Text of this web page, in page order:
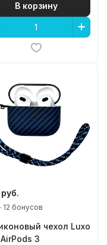
В корзину
12 бонусов
чехол Luxo
3